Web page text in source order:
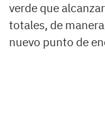
verde que
totales, de
nuevo punto de